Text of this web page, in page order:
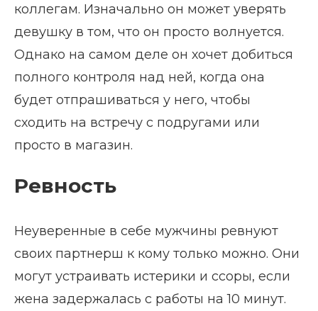
коллегам. Изначально он может уверять
девушку в том, что он просто волнуется.
Однако на самом деле он хочет добиться
полного контроля над ней, когда она
будет отпрашиваться у него, чтобы
сходить на встречу с подругами или
просто в магазин.
Ревность
Неуверенные в себе мужчины ревнуют
своих партнерш к кому только можно. Они
могут устраивать истерики и ссоры, если
жена задержалась с работы на 10 минут.